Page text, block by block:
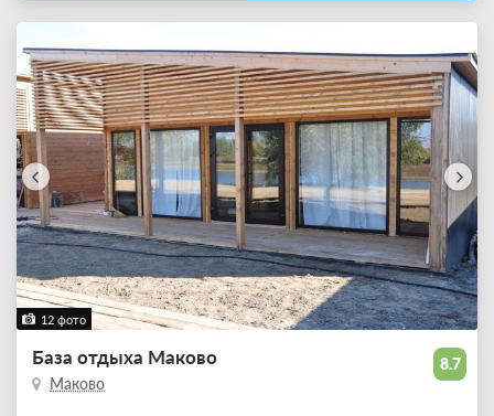
12 фото
8.7
База отдыха Маково
Маково